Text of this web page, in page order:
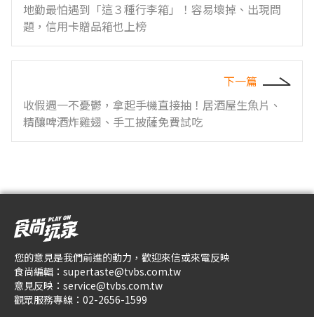
地勤最怕遇到「這３種行李箱」！容易壞掉、出現問
題，信用卡贈品箱也上榜
下一篇
收假週一不憂鬱，拿起手機直接抽！居酒屋生魚片、
精釀啤酒炸雞翅、手工披薩免費試吃
您的意見是我們前進的動力，歡迎來信或來電反映
食尚編輯： supertaste@tvbs.com.tw
意見反映： service@tvbs.com.tw
觀眾服務專線： 02-2656-1599